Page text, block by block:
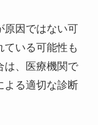
原因ではない可
いる可能性も
は、医療機関で
よる適切な診断